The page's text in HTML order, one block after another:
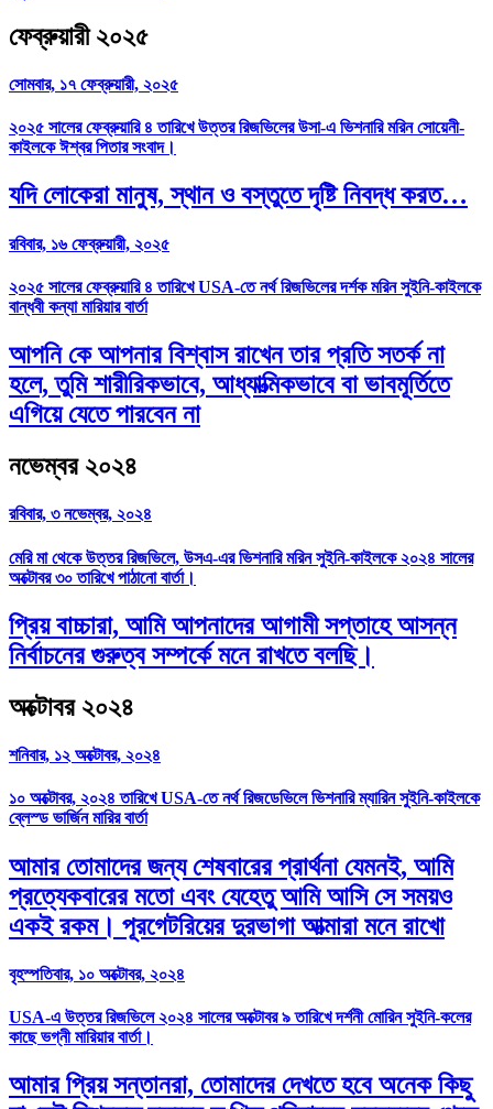
ফেব্রুয়ারী ২০২৫
সোমবার, ১৭ ফেব্রুয়ারী, ২০২৫
২০২৫ সালের ফেব্রুয়ারি ৪ তারিখে উত্তর রিজভিলের উসা-এ ভিশনারি মরিন সোয়েনী-
কাইলকে ঈশ্বর পিতার সংবাদ।
যদি লোকেরা মানুষ, স্থান ও বস্তুতে দৃষ্টি নিবদ্ধ করত…
রবিবার, ১৬ ফেব্রুয়ারী, ২০২৫
২০২৫ সালের ফেব্রুয়ারি ৪ তারিখে USA-তে নর্থ রিজভিলের দর্শক মরিন সুইনি-কাইলকে
বান্ধবী কন্যা মারিয়ার বার্তা
আপনি কে আপনার বিশ্বাস রাখেন তার প্রতি সতর্ক না
হলে, তুমি শারীরিকভাবে, আধ্যাত্মিকভাবে বা ভাবমূর্তিতে
এগিয়ে যেতে পারবেন না
নভেম্বর ২০২৪
রবিবার, ৩ নভেম্বর, ২০২৪
মেরি মা থেকে উত্তর রিজভিলে, উসএ-এর ভিশনারি মরিন সুইনি-কাইলকে ২০২৪ সালের
অক্টোবর ৩০ তারিখে পাঠানো বার্তা।
প্রিয় বাচ্চারা, আমি আপনাদের আগামী সপ্তাহে আসন্ন
নির্বাচনের গুরুত্ব সম্পর্কে মনে রাখতে বলছি।
অক্টোবর ২০২৪
শনিবার, ১২ অক্টোবর, ২০২৪
১০ অক্টোবর, ২০২৪ তারিখে USA-তে নর্থ রিজডেভিলে ভিশনারি ম্যারিন সুইনি-কাইলকে
ব্লেস্ড ভার্জিন মারির বার্তা
আমার তোমাদের জন্য শেষবারের প্রার্থনা যেমনই, আমি
প্রত্যেকবারের মতো এবং যেহেতু আমি আসি সে সময়ও
একই রকম। পূরগেটরিয়ের দুরভাগা আত্মারা মনে রাখো
বৃহস্পতিবার, ১০ অক্টোবর, ২০২৪
USA-এ উত্তর রিজভিলে ২০২৪ সালের অক্টোবর ৯ তারিখে দর্শনী মোরিন সুইনি-কলের
কাছে ভগ্নী মারিয়ার বার্তা।
আমার প্রিয় সন্তানরা, তোমাদের দেখতে হবে অনেক কিছু